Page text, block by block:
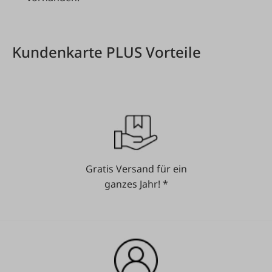
Kundenkarte PLUS Vorteile
Gratis Versand für ein
ganzes Jahr! *